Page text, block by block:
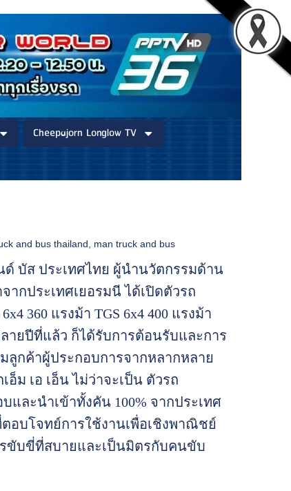
Cheepajorn Longlow TV
and bus thailand man truck and bus
ด์ บัส ประเทศไทย ผู้นำนวัตกรรมด้าน
กประเทศเยอรมนี ได้เปิดตัวรถ
360 แรงม้า TGS 6x4 400 แรงม้า
ลายปีที่แล้ว ก็ได้รับการต้อนรับและการ
ลูกค้าผู้ประกอบการจากหลากหลาย
ม เอ เอ็น ไม่ว่าจะเป็น ตัวรถ
และนำเข้าทั้งคัน 100% จากประเทศ
อบโจทย์การใช้งานเพื่อเชิงพาณิชย์
ขับขี่ที่สบายและเป็นมิตรกับคนขับ